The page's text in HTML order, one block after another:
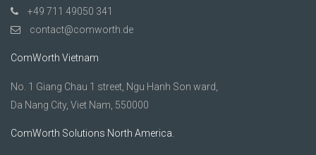
+49 711 49050 341
contact@comworth.de
ComWorth Vietnam
No. 1 Giang Chau 1 street, Ngu Hanh Son ward,
Da Nang City, Viet Nam, 550000
ComWorth Solutions North America.